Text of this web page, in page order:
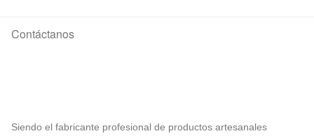
Contáctanos
Siendo el fabricante profesional de productos artesanales